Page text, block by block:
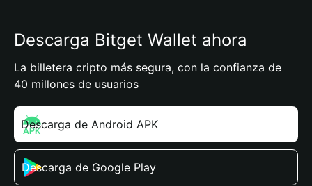
Descarga Bitget Wallet ahora
La billetera cripto más segura, con la confianza de
40 millones de usuarios
Descarga de Android APK
Descarga de Google Play